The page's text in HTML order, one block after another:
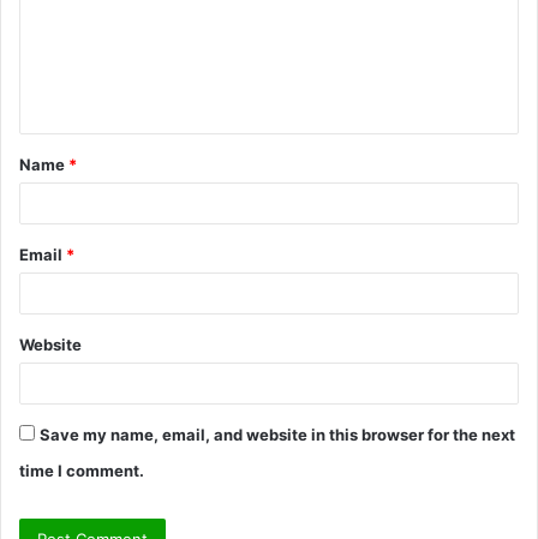
t
*
Name *
Email *
Website
Save my name, email, and website in this browser for the next
time I comment.